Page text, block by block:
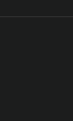
vị trí yêu
led: Có khả